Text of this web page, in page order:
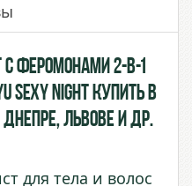
Феромонами 2-в-1
Sexy Night купить в
Львове и др.
для тела и волос